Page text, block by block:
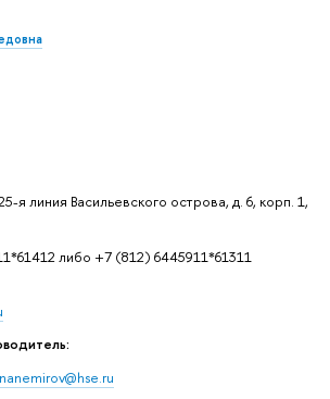
я линия Васильевского острова, д. 6, корп. 1,
либо +7 (812) 6445911*61311